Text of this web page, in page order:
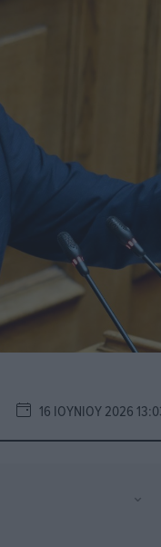
16 ΙΟΥΝΊΟΥ 2026
⌄